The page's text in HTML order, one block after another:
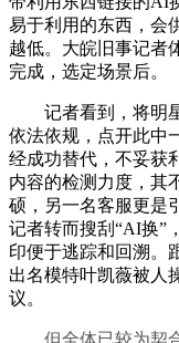
易于利用的东西，会
越低。大皖旧事记者
完成，选定场景后。
记者看到，将明星
依法依规，点开此中
经成功替代，不妥获
内容的检测力度，其
硕，另一名客服更是
记者转而搜刮“AI换”
印便于逃踪和回溯。
出名模特叶凯薇被人
议。
但全体已较为契合